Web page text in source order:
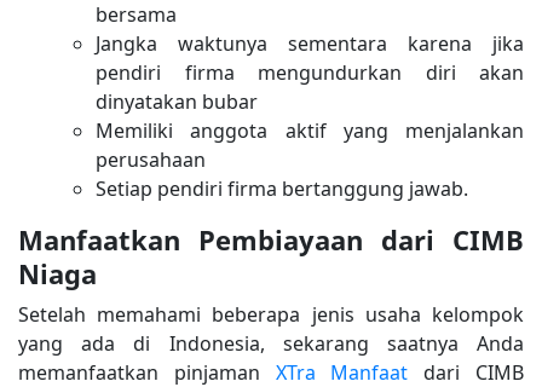
bersama
Jangka waktunya sementara karena jika
pendiri firma mengundurkan diri akan
dinyatakan bubar
Memiliki anggota aktif yang menjalankan
perusahaan
Setiap pendiri firma bertanggung jawab.
Manfaatkan Pembiayaan dari CIMB
Niaga
Setelah memahami beberapa jenis usaha kelompok
yang ada di Indonesia, sekarang saatnya Anda
memanfaatkan pinjaman XTra Manfaat dari CIMB